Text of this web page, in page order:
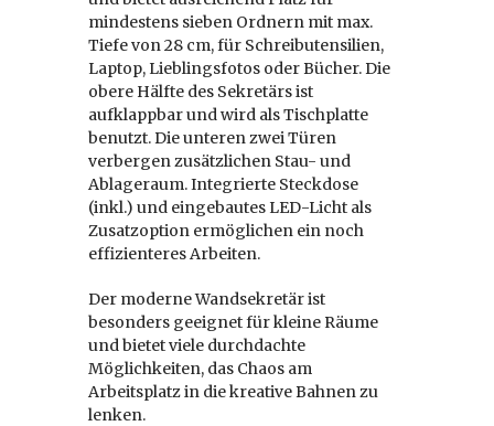
mindestens sieben Ordnern mit max.
Tiefe von 28 cm, für Schreibutensilien,
Laptop, Lieblingsfotos oder Bücher. Die
obere Hälfte des Sekretärs ist
aufklappbar und wird als Tischplatte
benutzt. Die unteren zwei Türen
verbergen zusätzlichen Stau- und
Ablageraum. Integrierte Steckdose
(inkl.) und eingebautes LED-Licht als
Zusatzoption ermöglichen ein noch
effizienteres Arbeiten.
Der moderne Wandsekretär ist
besonders geeignet für kleine Räume
und bietet viele durchdachte
Möglichkeiten, das Chaos am
Arbeitsplatz in die kreative Bahnen zu
lenken.